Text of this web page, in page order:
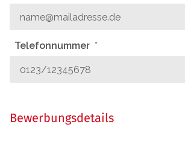
Telefonnummer
Bewerbungsdetails